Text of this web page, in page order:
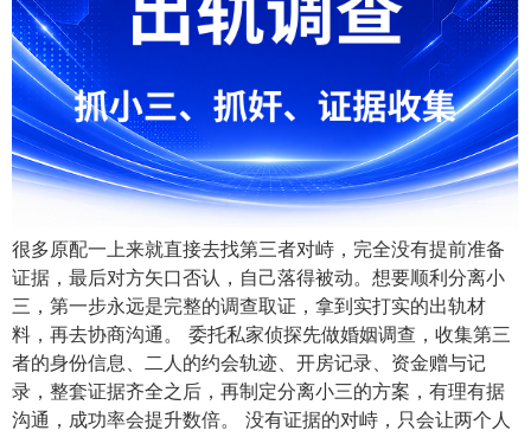
很多原配一上来就直接去找第三者对峙，完全没有提前准备
证据，最后对方矢口否认，自己落得被动。想要顺利分离小
三，第一步永远是完整的调查取证，拿到实打实的出轨材
料，再去协商沟通。 委托私家侦探先做婚姻调查，收集第三
者的身份信息、二人的约会轨迹、开房记录、资金赠与记
录，整套证据齐全之后，再制定分离小三的方案，有理有据
沟通，成功率会提升数倍。 没有证据的对峙，只会让两个人